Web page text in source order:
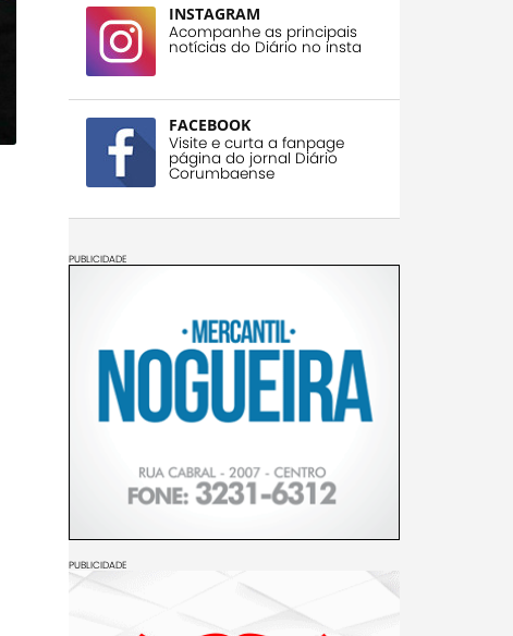
INSTAGRAM
Acompanhe as principais
notícias do Diário no insta
FACEBOOK
Visite e curta a fanpage
página do jornal Diário
Corumbaense
PUBLICIDADE
PUBLICIDADE